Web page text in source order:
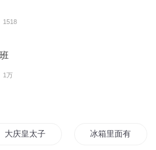
1518
1万
大庆皇太子 冰箱里面有什么